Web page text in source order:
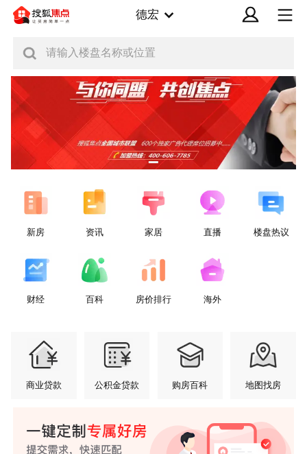
德宏
请输入楼盘名称或位置
新房 资讯 家居 直播 楼盘热议
财经 百科 房价排行 海外
商业贷款 公积金贷款 购房百科 地图找房